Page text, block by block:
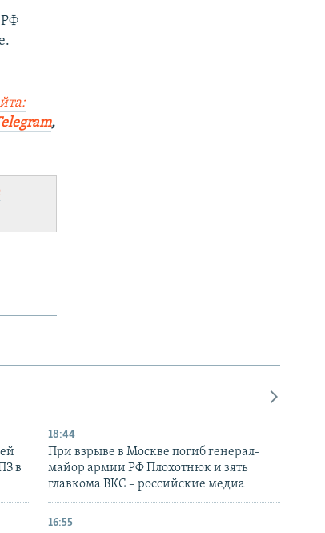
РФ
,
в
18:44
При взрыве в Москве погиб генерал-
майор армии РФ Плохотнюк и зять
главкома ВКС – российские медиа
16:55